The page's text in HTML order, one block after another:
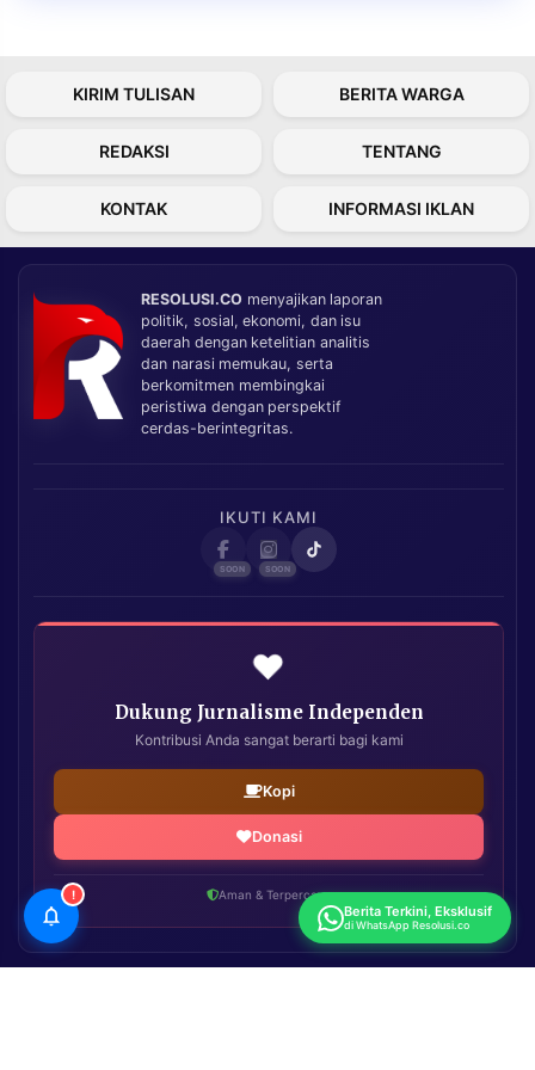
KIRIM TULISAN BERITA WARGA
REDAKSI TENTANG
KONTAK INFORMASI IKLAN
RESOLUSI.CO menyajikan laporan
politik, sosial, ekonomi, dan isu
daerah dengan ketelitian analitis
dan narasi memukau, serta
berkomitmen membingkai
peristiwa dengan perspektif
cerdas-berintegritas.
IKUTI KAMI
❤️
Dukung Jurnalisme Independen
Kontribusi Anda sangat berarti bagi kami
Kopi
Donasi
Aman & Terpercaya
!
Berita Terkini, Eksklusif
di WhatsApp Resolusi.co